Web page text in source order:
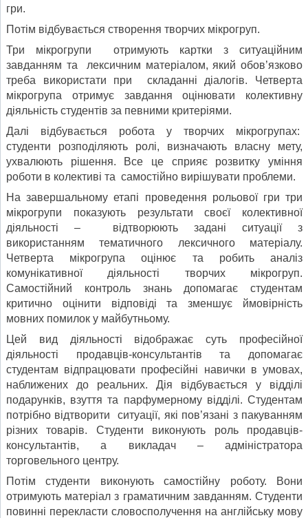
гри.
Потім відбувається створення творчих мікрогруп.
Три мікрогрупи отримують картки з ситуаційним
завданням та лексичним матеріалом, який обов’язково
треба використати при складанні діалогів. Четверта
мікрогрупа отримує завдання оцінювати колективну
діяльність студентів за певними критеріями.
Далі відбувається робота у творчих мікрогрупах:
студенти розподіляють ролі, визначають власну мету,
ухвалюють рішення. Все це сприяє розвитку уміння
роботи в колективі та самостійно вирішувати проблеми.
На завершальному етапі проведення рольової гри три
мікрогрупи показують результати своєї колективної
діяльності – відтворюють задані ситуації з
використанням тематичного лексичного матеріалу.
Четверта мікрогрупа оцінює та робить аналіз
комунікативної діяльності творчих мікрогруп.
Самостійний контроль знань допомагає студентам
критично оцінити відповіді та зменшує ймовірність
мовних помилок у майбутньому.
Цей вид діяльності відображає суть професійної
діяльності продавців-консультантів та допомагає
студентам відпрацювати професійні навички в умовах,
наближених до реальних. Дія відбувається у відділі
подарунків, взуття та парфумерному відділі. Студентам
потрібно відтворити ситуації, які пов’язані з пакуванням
різних товарів. Студенти виконують роль продавців-
консультантів, а викладач – адміністратора
торговельного центру.
Потім студенти виконують самостійну роботу. Вони
отримують матеріал з граматичним завданням. Студенти
повинні перекласти словосполучення на англійську мову